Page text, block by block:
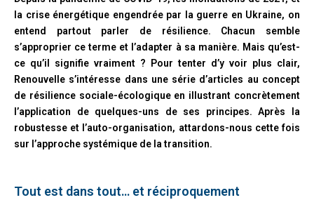
la crise énergétique engendrée par la guerre en Ukraine, on
entend partout parler de résilience. Chacun semble
s’approprier ce terme et l’adapter à sa manière. Mais qu’est-
ce qu’il signifie vraiment ? Pour tenter d’y voir plus clair,
Renouvelle s’intéresse dans une série d’articles au concept
de résilience sociale-écologique en illustrant concrètement
l’application de quelques-uns de ses principes. Après la
robustesse et l’auto-organisation, attardons-nous cette fois
sur l’approche systémique de la transition.
Tout est dans tout… et réciproquement